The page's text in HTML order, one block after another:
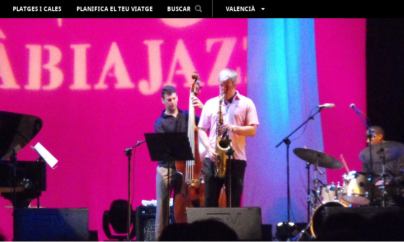
PLATGES I CALES PLANIFICA EL TEU VIATGE BUSCAR
VALENCIÀ
ESPAÑOL
ENGLISH
FRANÇAIS
DEUTSCH
РУССКИЙ